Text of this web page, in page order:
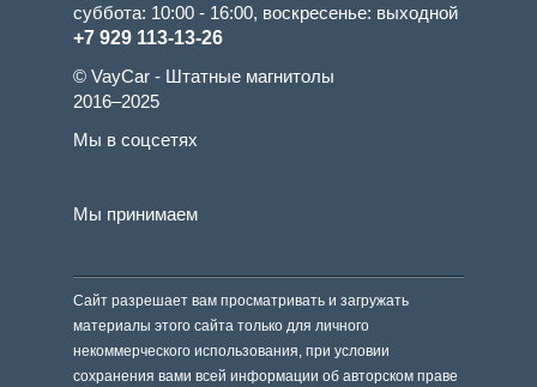
суббота: 10:00 - 16:00, воскресенье: выходной
+7 929 113-13-26
© VayCar - Штатные магнитолы
2016–2025
Мы в соцсетях
Мы принимаем
Сайт разрешает вам просматривать и загружать
материалы этого сайта только для личного
некоммерческого использования, при условии
сохранения вами всей информации об авторском праве